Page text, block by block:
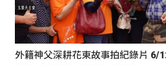
外籍神父深耕花東故事拍紀錄片 6/